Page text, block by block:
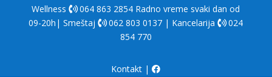
Wellness 064 863 2854 Radno vreme svaki dan od
09-20h| Smeštaj
062 803 0137 | Kancelarija
024
854 770
Kontakt |